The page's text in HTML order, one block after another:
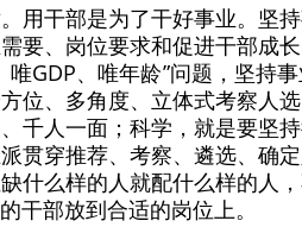
用干部是为了干好事业。坚
要、岗位要求和促进干部成
GDP、唯年龄”问题，坚持
位、多角度、立体式考察人
千人一面；科学，就是要坚
贯穿推荐、考察、遴选、确
什么样的人就配什么样的人
干部放到合适的岗位上。